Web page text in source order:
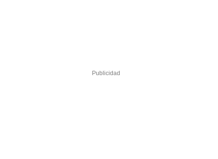
Publicidad